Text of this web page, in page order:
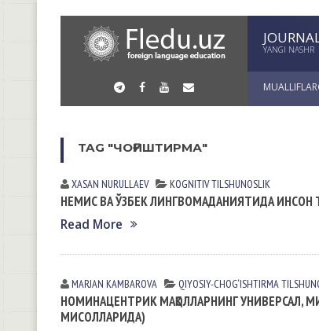
YANGI NASHR
TAG "ЧОҒИШТИРМА"
XASAN NURULLАEV KOGNITIV TILSHUNOSLIK
НЕМИС ВА ЎЗБЕК ЛИНГВОМАДАНИЯТИДА ИНСОН
Read More
MARJAN KАMBАROVА QIYOSIY-CHOG‘ISHTIRMA
НОМИНАЦЕНТРИК МАҚОЛЛАРНИНГ УНИВЕРСАЛ,
МИСОЛЛАРИДА)